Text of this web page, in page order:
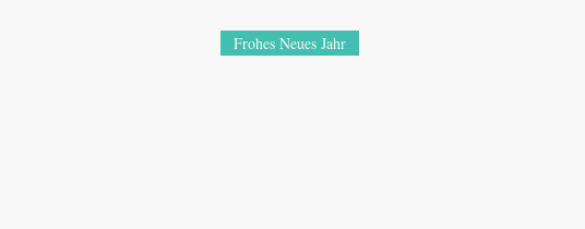
Frohes Neues Jahr